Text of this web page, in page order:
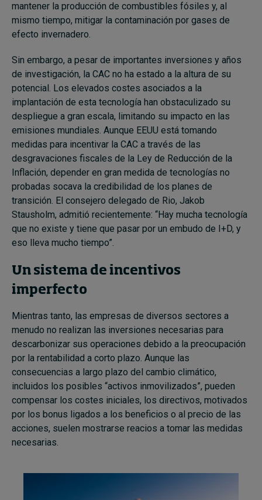
mantener la producción de combustibles fósiles y, al
mismo tiempo, mitigar la contaminación por gases de
efecto invernadero.
Sin embargo, a pesar de importantes inversiones y años
de investigación, la CAC no ha estado a la altura de su
potencial. Los elevados costes asociados a la
implantación de esta tecnología han obstaculizado su
despliegue a gran escala, limitando su impacto en las
emisiones mundiales. Aunque EEUU está tomando
medidas para incentivar la CAC a través de las
desgravaciones fiscales de la Ley de Reducción de la
Inflación, depender en gran medida de tecnologías no
probadas socava la credibilidad de los planes de
transición. El consejero delegado de Rio, Jakob
Stausholm, admitió recientemente: “Hay mucha tecnología
que no existe y tiene que pasar por un embudo de I+D, y
eso lleva mucho tiempo”.
Un sistema de incentivos
imperfecto
Mientras tanto, las empresas de diversos sectores a
menudo no realizan las inversiones necesarias para
descarbonizar sus operaciones debido a la preocupación
por la rentabilidad a corto plazo. Aunque las
consecuencias a largo plazo del cambio climático,
incluidos los posibles “activos inmovilizados”, pueden
compensar los costes iniciales, los directivos, motivados
por los bonus ligados a los beneficios o al precio de las
acciones, suelen mostrarse reacios a tomar las medidas
necesarias.